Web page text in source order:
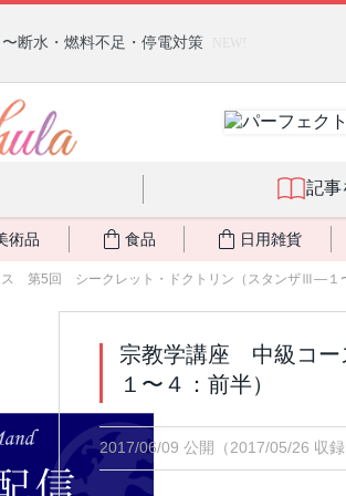
断水・燃料不足・停電対策
記事
術品 食品 日用雑貨
第5回 シークレット・ドクトリン（スタンザⅢ―１〜
宗教学講座 中級コ
１〜４：前半）
2017/06/09 公開 （2017/05/26 収録